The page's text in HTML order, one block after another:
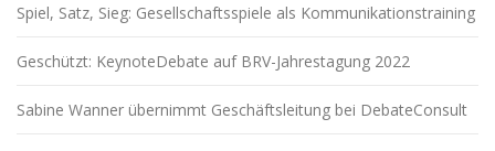
Spiel, Satz, Sieg: Gesellschaftsspiele als Kommunikationstraining
Geschützt: KeynoteDebate auf BRV-Jahrestagung 2022
Sabine Wanner übernimmt Geschäftsleitung bei DebateConsult